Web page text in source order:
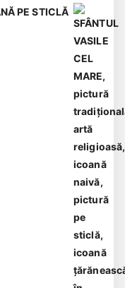
PE STICLĂ